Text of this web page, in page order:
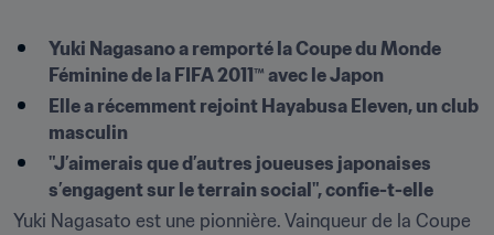
Yuki Nagasano a remporté la Coupe du Monde
Féminine de la FIFA 2011™ avec le Japon
Elle a récemment rejoint Hayabusa Eleven, un club
masculin
"J’aimerais que d’autres joueuses japonaises
s’engagent sur le terrain social", confie-t-elle
Yuki Nagasato est une pionnière. Vainqueur de la Coupe